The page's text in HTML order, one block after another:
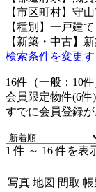
【市区町村】守
【種別】一戸建て
【新築・中古】
検索条件を変更
16件（一般：10
会員限定物件(6
すでに会員登録
1 件 ～ 16 件を表
写真 地図 間取 帳